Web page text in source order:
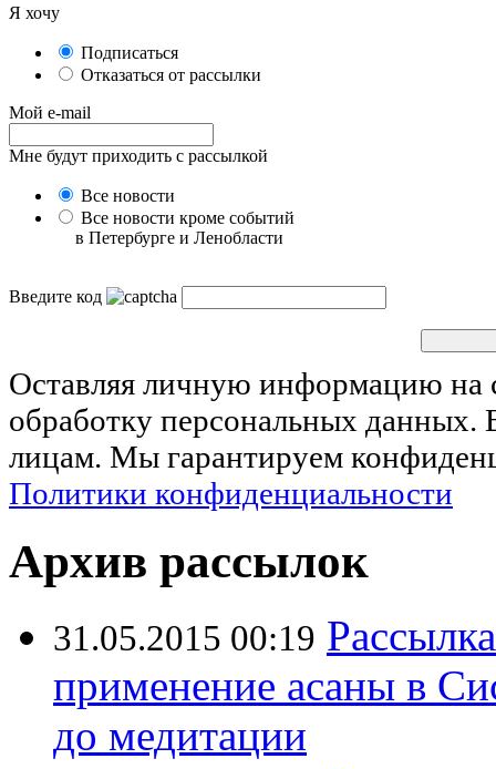
Я хочу
Подписаться
Отказаться от рассылки
Мой e-mail
Мне будут приходить с рассылкой
Все новости
Все новости кроме событий
в Петербурге и Ленобласти
Введите код
Оставляя личную информацию на
обработку персональных
лицам. Мы гарантируем
Политики конфиденциальности
Архив рассылок
31.05.2015 00:19
применение асаны в
до медитации